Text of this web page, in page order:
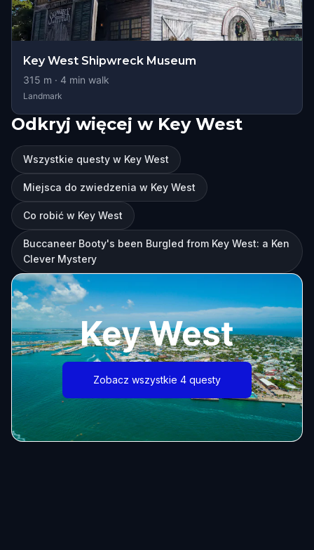
Key West Shipwreck Museum
315 m · 4 min walk
Landmark
Odkryj więcej w Key West
Wszystkie questy w Key West
Miejsca do zwiedzenia w Key West
Co robić w Key West
Buccaneer Booty's been Burgled from Key West: a Ken
Clever Mystery
Key West
Zobacz wszystkie 4 questy